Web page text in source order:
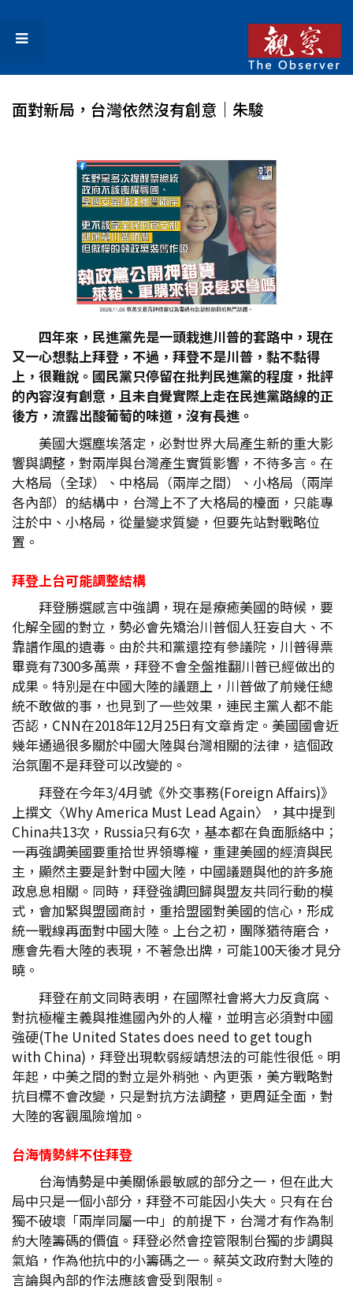
面對新局，台灣依然沒有創意｜朱駿
四年來，民進黨先是一頭栽進川普的套路中，現在
又一心想黏上拜登，不過，拜登不是川普，黏不黏得
上，很難說。國民黨只停留在批判民進黨的程度，批評
的內容沒有創意，且未自覺實際上走在民進黨路線的正
後方，流露出酸葡萄的味道，沒有長進。
美國大選塵埃落定，必對世界大局產生新的重大影
響與調整，對兩岸與台灣產生實質影響，不待多言。在
大格局（全球）、中格局（兩岸之間）、小格局（兩岸
各內部）的結構中，台灣上不了大格局的檯面，只能專
注於中、小格局，從量變求質變，但要先站對戰略位
置。
拜登上台可能調整結構
拜登勝選感言中強調，現在是療癒美國的時候，要
化解全國的對立，勢必會先矯治川普個人狂妄自大、不
靠譜作風的遺毒。由於共和黨還控有參議院，川普得票
畢竟有7300多萬票，拜登不會全盤推翻川普已經做出的
成果。特別是在中國大陸的議題上，川普做了前幾任總
統不敢做的事，也見到了一些效果，連民主黨人都不能
否認，CNN在2018年12月25日有文章肯定。美國國會近
幾年通過很多關於中國大陸與台灣相關的法律，這個政
治氛圍不是拜登可以改變的。
拜登在今年3/4月號《外交事務(Foreign Affairs)》
上撰文〈Why America Must Lead Again〉，其中提到
China共13次，Russia只有6次，基本都在負面脈絡中；
一再強調美國要重拾世界領導權，重建美國的經濟與民
主，顯然主要是針對中國大陸，中國議題與他的許多施
政息息相關。同時，拜登強調回歸與盟友共同行動的模
式，會加緊與盟國商討，重拾盟國對美國的信心，形成
統一戰線再面對中國大陸。上台之初，團隊猶待磨合，
應會先看大陸的表現，不著急出牌，可能100天後才見分
曉。
拜登在前文同時表明，在國際社會將大力反貪腐、
對抗極權主義與推進國內外的人權，並明言必須對中國
強硬(The United States does need to get tough
with China)，拜登出現軟弱綏靖想法的可能性很低。明
年起，中美之間的對立是外稍弛、內更張，美方戰略對
抗目標不會改變，只是對抗方法調整，更周延全面，對
大陸的客觀風險增加。
台海情勢絆不住拜登
台海情勢是中美關係最敏感的部分之一，但在此大
局中只是一個小部分，拜登不可能因小失大。只有在台
獨不破壞「兩岸同屬一中」的前提下，台灣才有作為制
約大陸籌碼的價值。拜登必然會控管限制台獨的步調與
氣焰，作為他抗中的小籌碼之一。蔡英文政府對大陸的
言論與內部的作法應該會受到限制。